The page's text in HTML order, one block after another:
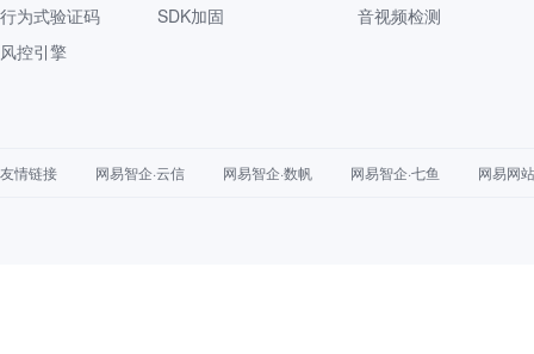
行为式验证码
风控引擎
SDK加固
音视频检测
友情链接 网易智企·云信 网易智企·数帆 网易智企·七鱼 网易网